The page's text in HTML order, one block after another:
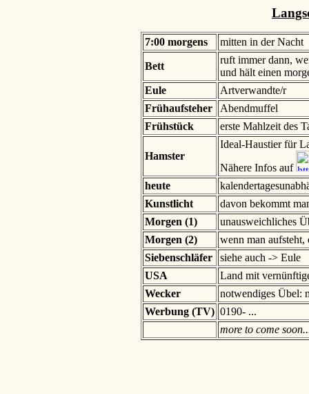
7:00 morgens mitten in der Nacht
Bett
ruft immer dann,
und hält einen
Eule
Artverwandte/r
Frühaufsteher
Abendmuffel
Frühstück
erste Mahlzeit des
Hamster
Ideal-Haustier für
Nähere Infos auf
heute
Kunstlicht
davon bekommt
Morgen (1)
unausweichliches
Morgen (2)
wenn man
Siebenschläfer
siehe auch -> Eule
USA
Land mit
Wecker
notwendiges Übel:
Werbung (TV) 0190- ...
more to come